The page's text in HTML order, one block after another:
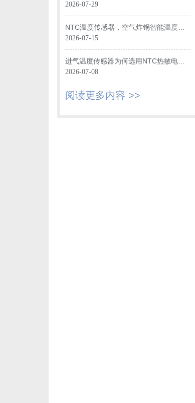
温度监测
2026-07-29
NTC温度传感器，空气炸锅智能温度监
控“大脑”
2026-07-15
进气温度传感器为何选用NTC热敏电阻
进行温度监测？
2026-07-08
阅读更多内容 >>